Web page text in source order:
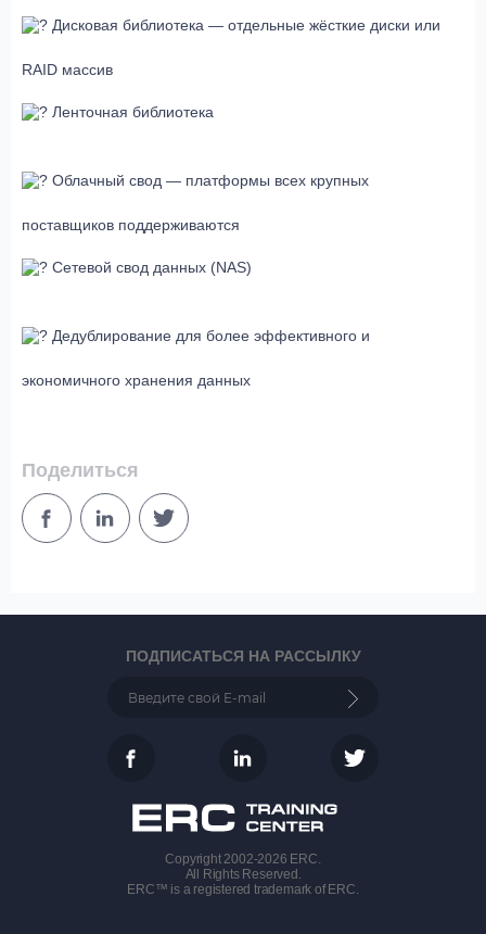
Дисковая библиотека — отдельные жёсткие диски или
RAID массив
Ленточная библиотека
Облачный свод — платформы всех крупных
поставщиков поддерживаются
Сетевой свод данных (NAS)
Дедублирование для более эффективного и
экономичного хранения данных
Поделиться
Copyright 2002-2026 ERC.
All Rights Reserved.
ERC™ is a registered trademark of ERC.
ПОДПИСАТЬСЯ НА РАССЫЛКУ